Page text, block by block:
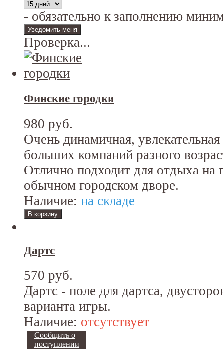
- обязательно к заполнению
Проверка...
Финские городки
980 руб.
Очень динамичная,
больших компаний разного
Отлично подходит для отдыха на
обычном городском дворе.
Наличие: на складе
Дартс
570 руб.
Дартс - поле для дартса,
варианта игры.
Наличие: отсутствует
Сообщить о
поступлении